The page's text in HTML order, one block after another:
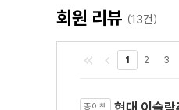
아무도 예상하지 못한
- 소련의 해체와 이슬
동맹에서부터 무슬
회원 리뷰 (13건)
1 2 3
종이책